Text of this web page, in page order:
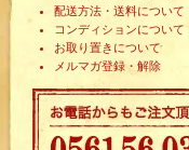
配送方法・送料について
コンディションについて
お取り置きについて
メルマガ登録・解除